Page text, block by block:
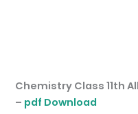
Chemistry Class 11th
– pdf Download